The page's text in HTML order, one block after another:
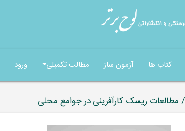
کتاب ها آزمون ساز مطالب تکمیلی ورود
/ مطالعات ریسک کارآفرینی در جوامع محلی